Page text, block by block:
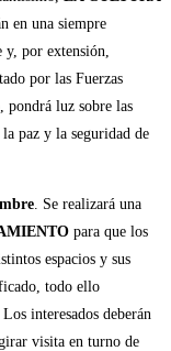
en una siempre
por extensión,
por las Fuerzas
pondrá luz sobre las
paz y la seguridad de
. Se realizará una
para que los
espacios y sus
todo ello
interesados deberán
visita en turno de